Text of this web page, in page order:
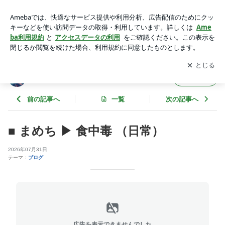
9月中旬）アプリをダウンロードして ブログの更新通知
を受け取りまし
ょう。
開く
前の記事へ 一覧 次の記事へ
■ まめち ▶ 食中毒 （日常）
2026年07月31日
テーマ： ブログ